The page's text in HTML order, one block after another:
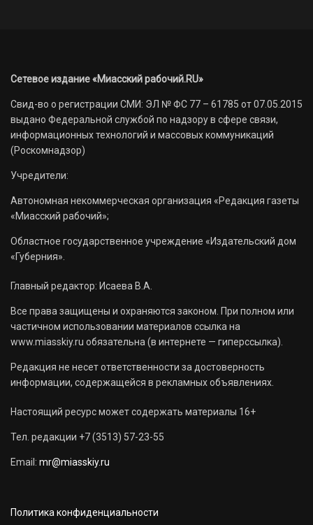
Сетевое издание «Миасский рабочий.RU»
Свид-во о регистрации СМИ: ЭЛ № ФС 77 – 61785 от 07.05.2015
выдано Федеральной службой по надзору в сфере связи,
информационных технологий и массовых коммуникаций
(Роскомнадзор)
Учредители:
Автономная некоммерческая организация «Редакция газеты
«Миасский рабочий»;
Областное государственное учреждение «Издательский дом
«Губерния».
Главный редактор: Исаева В.А.
Все права защищены и охраняются законом. При полном или
частичном использовании материалов ссылка на
www.miasskiy.ru обязательна (в интернете — гиперссылка).
Редакция не несет ответственности за достоверность
информации, содержащейся в рекламных объявлениях.
Настоящий ресурс может содержать материалы 16+
Тел. редакции +7 (3513) 57-23-55
Email: mr@miasskiy.ru
Политика конфиденциальности